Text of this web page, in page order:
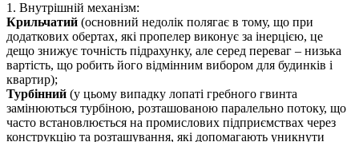
1. Внутрішній механізм:
Крильчатий (основний недолік полягає в тому, що при
додаткових обертах, які пропелер виконує за інерцією, це
дещо знижує точність підрахунку, але серед переваг – низька
вартість, що робить його відмінним вибором для будинків і
квартир);
Турбінний (у цьому випадку лопаті гребного гвинта
замінюються турбіною, розташованою паралельно потоку, що
часто встановлюється на промислових підприємствах через
конструкцію та розташування, які допомагають уникнути